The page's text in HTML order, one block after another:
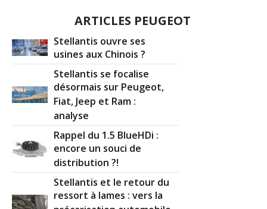
ARTICLES PEUGEOT
Stellantis ouvre ses
usines aux Chinois ?
Stellantis se focalise
désormais sur Peugeot,
Fiat, Jeep et Ram :
analyse
Rappel du 1.5 BlueHDi :
encore un souci de
distribution ?!
Stellantis et le retour du
ressort à lames : vers la